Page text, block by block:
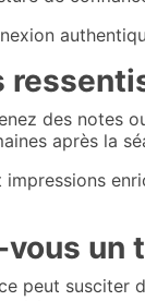
des notes
après la
un
peut susciter